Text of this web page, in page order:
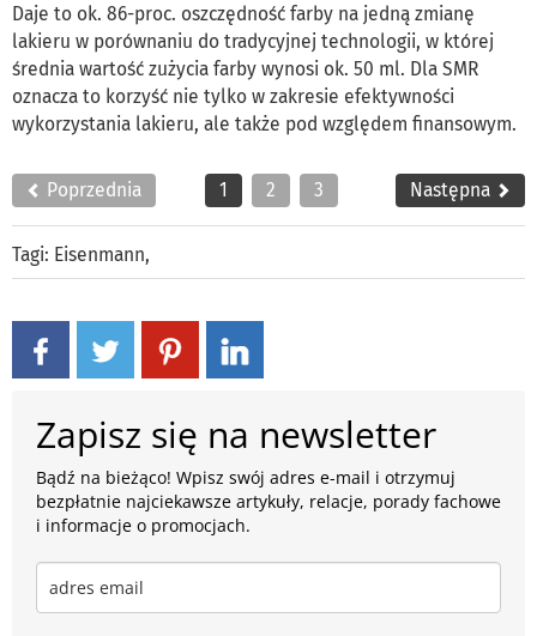
Daje to ok. 86-proc. oszczędność farby na jedną zmianę
lakieru w porównaniu do tradycyjnej technologii, w której
średnia wartość zużycia farby wynosi ok. 50 ml. Dla SMR
oznacza to korzyść nie tylko w zakresie efektywności
wykorzystania lakieru, ale także pod względem finansowym.
Poprzednia 1 2 3 Następna
Tagi: Eisenmann,
Zapisz się na newsletter
Bądź na bieżąco! Wpisz swój adres e-mail i otrzymuj
bezpłatnie najciekawsze artykuły, relacje, porady fachowe
i informacje o promocjach.